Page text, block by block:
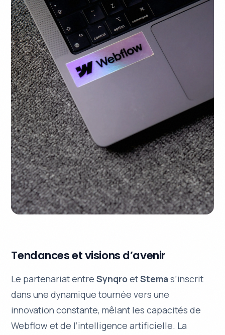
Tendances et visions d’avenir
Le partenariat entreSynqroetStema s’inscrit
dans une dynamique tournée vers une
innovation constante, mêlant les capacités de
Webflow et de l’intelligence artificielle. La